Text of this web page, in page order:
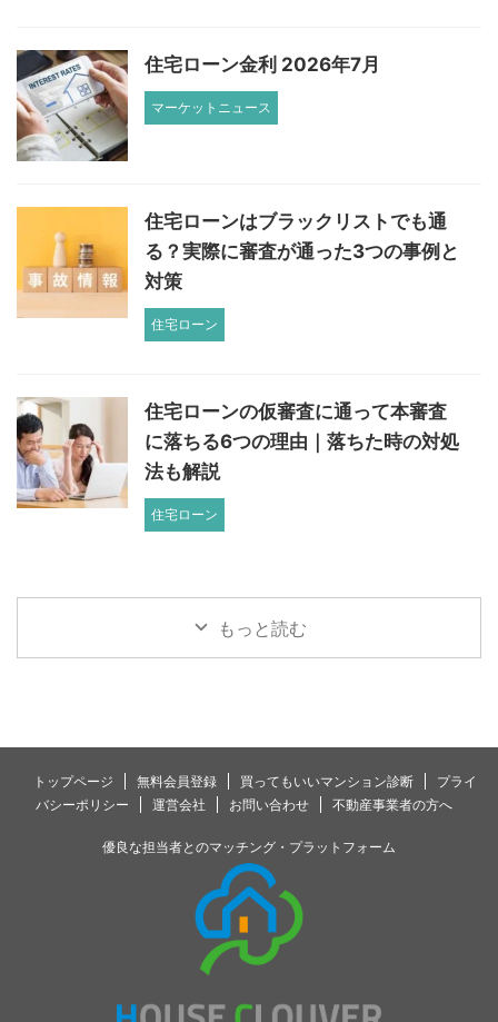
住宅ローン金利 2026年7月
マーケットニュース
住宅ローンはブラックリストでも通
る？実際に審査が通った3つの事例と
対策
住宅ローン
住宅ローンの仮審査に通って本審査
に落ちる6つの理由｜落ちた時の対処
法も解説
住宅ローン
もっと読む
トップページ 無料会員登録 買ってもいいマンション診断
プライ
バシーポリシー
運営会社 お問い合わせ 不動産事業者の方へ
優良な担当者とのマッチング・プラットフォーム